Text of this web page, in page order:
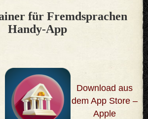
für Fremdsprachen
Handy-App
Download aus
dem App Store –
Apple